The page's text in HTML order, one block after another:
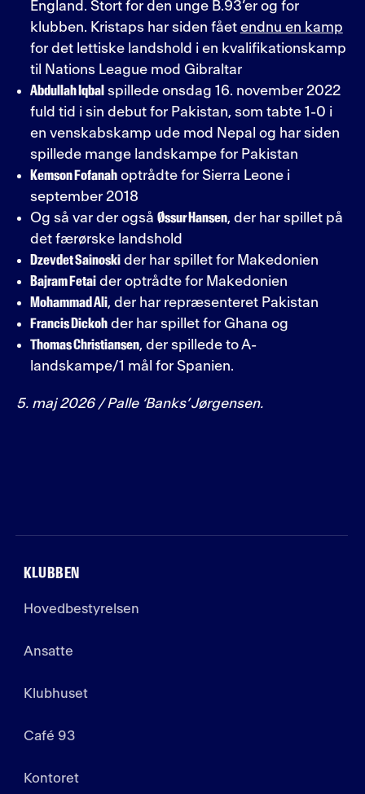
England. Stort for den unge B.93’er og for
klubben. Kristaps har siden fået endnu en kamp
for det lettiske landshold i en kvalifikationskamp
til Nations League mod Gibraltar
Abdullah Iqbal spillede onsdag 16. november 2022
fuld tid i sin debut for Pakistan, som tabte 1-0 i
en venskabskamp ude mod Nepal og har siden
spillede mange landskampe for Pakistan
Kemson Fofanahoptrådte for Sierra Leone i
september 2018
Og så var der også Øssur Hansen, der har spillet på
det færørske landshold
Dzevdet Sainoskider har spillet for Makedonien
Bajram Fetaider optrådte for Makedonien
Mohammad Ali, der har repræsenteret Pakistan
Francis Dickohder har spillet for Ghana og
Thomas Christiansen, der spillede to A-
landskampe/1 mål for Spanien.
5. maj 2026 / Palle ‘Banks’ Jørgensen.
KLUBBEN
Hovedbestyrelsen
Ansatte
Klubhuset
Café 93
Kontoret